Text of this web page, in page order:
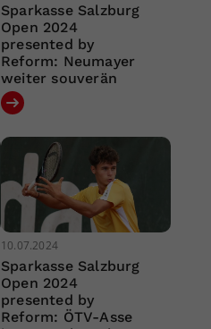
Sparkasse Salzburg
Open 2024
presented by
Reform: Neumayer
weiter souverän
10.07.2024
Sparkasse Salzburg
Open 2024
presented by
Reform: ÖTV-Asse